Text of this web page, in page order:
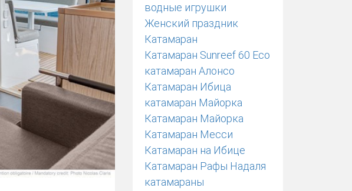
водные игрушки
Женский праздник
Катамаран
Катамаран Sunreef 60 Eco
катамаран Алонсо
Катамаран Ибица
катамаран Майорка
Катамаран Майорка
Катамаран Месси
Катамаран на Ибице
Катамаран Рафы Надаля
катамараны